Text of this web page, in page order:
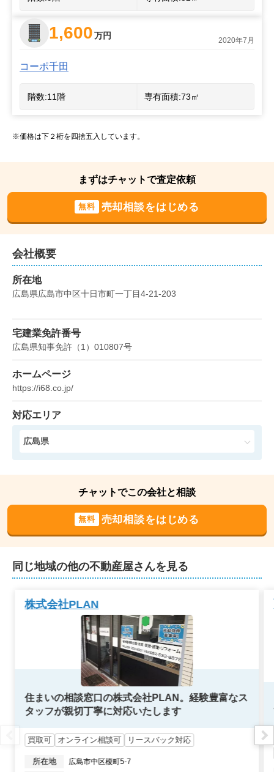
1,600万円 2020年7月
コーポ千田
階数:11 階 専有面積:73㎡
※価格は下２桁を四捨五入しています。
まずはチャットで査定依頼
無料 売却相談をはじめる
会社概要
所在地
広島県広島市中区十日市町一丁目4-21-203
宅建業免許番号
広島県知事免許 （1 ） 010807号
ホームページ
https://i68.co.jp/
対応エリア
広島県
チャットでこの会社と相談
無料 売却相談をはじめる
同じ地域の他の不動産屋さんを見る
株式会社PLAN
住まいの相談窓口の株式会社PLAN。経験豊富なス
タッフが親切丁寧に対応いたします
買取可 オンライン相談可 リースバック対応
所在地 広島市中区榎町5-7